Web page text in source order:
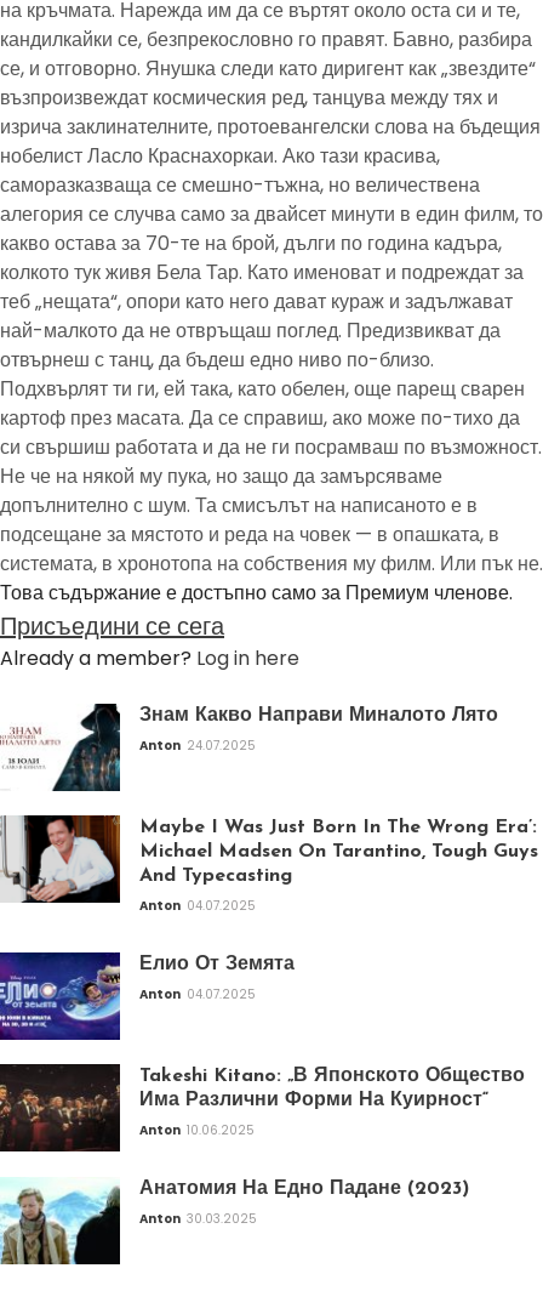
на кръчмата. Нарежда им да се въртят около оста си и те,
кандилкайки се, безпрекословно го правят. Бавно, разбира
се, и отговорно. Янушка следи като диригент как „звездите“
възпроизвеждат космическия ред, танцува между тях и
изрича заклинателните, протоевангелски слова на бъдещия
нобелист Ласло Краснахоркаи. Ако тази красива,
саморазказваща се смешно-тъжна, но величествена
алегория се случва само за двайсет минути в един филм, то
какво остава за 70-те на брой, дълги по година кадъра,
колкото тук живя Бела Тар. Като именоват и подреждат за
теб „нещата“, опори като него дават кураж и задължават
най-малкото да не отвръщаш поглед. Предизвикват да
отвърнеш с танц, да бъдеш едно ниво по-близо.
Подхвърлят ти ги, ей така, като обелен, още парещ сварен
картоф през масата. Да се справиш, ако може по-тихо да
си свършиш работата и да не ги посрамваш по възможност.
Не че на някой му пука, но защо да замърсяваме
допълнително с шум. Та смисълът на написаното е в
подсещане за мястото и реда на човек — в опашката, в
системата, в хронотопа на собствения му филм. Или пък не.
Това съдържание е достъпно само за Премиум членове.
Присъедини се сега
Already a member? Log in here
Знам Какво Направи Миналото Лято
Anton 24.07.2025
Maybe I Was Just Born In The Wrong Era’:
Michael Madsen On Tarantino, Tough Guys
And Typecasting
Anton 04.07.2025
Елио От Земята
Anton 04.07.2025
Takeshi Kitano: „В Японското Общество
Има Различни Форми На Куирност“
Anton 10.06.2025
Анатомия На Едно Падане (2023)
Anton 30.03.2025